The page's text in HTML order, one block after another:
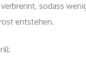
sodass
entstehen.